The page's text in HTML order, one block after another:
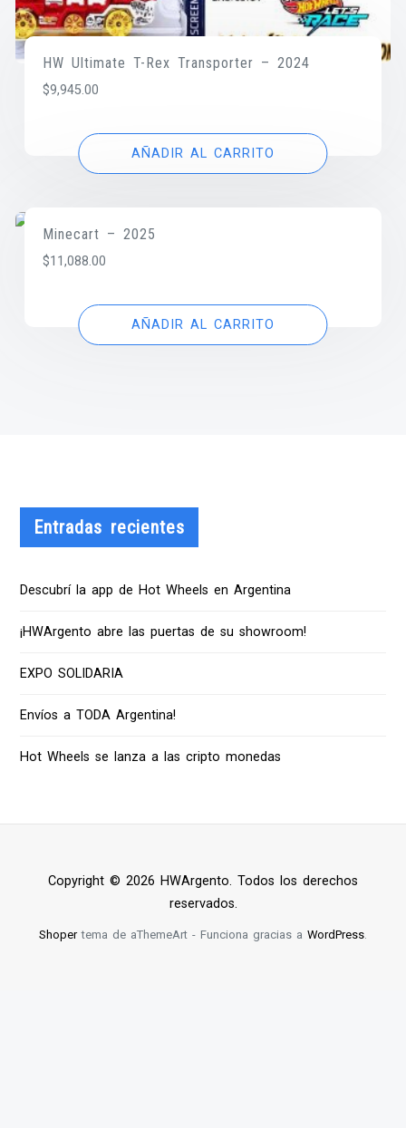
HW Ultimate T-Rex Transporter – 2024
$9,945.00
AÑADIR AL CARRITO
Minecart – 2025
$11,088.00
AÑADIR AL CARRITO
Entradas recientes
Descubrí la app de Hot Wheels en Argentina
¡HWArgento abre las puertas de su showroom!
EXPO SOLIDARIA
Envíos a TODA Argentina!
Hot Wheels se lanza a las cripto monedas
Copyright © 2026 HWArgento. Todos los derechos
reservados.
Shopertema de aThemeArt - Funciona gracias a WordPress